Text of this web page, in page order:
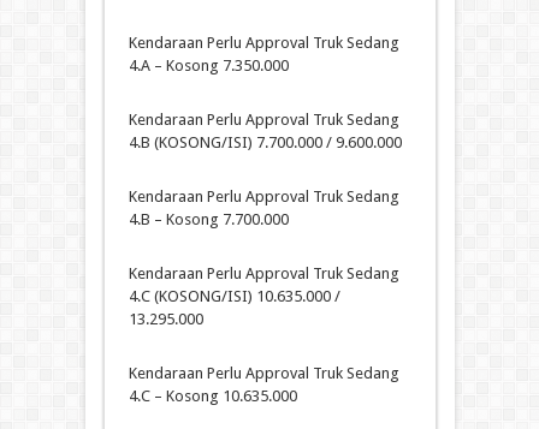
Kendaraan Perlu Approval Truk Sedang
4.A – Kosong 7.350.000
Kendaraan Perlu Approval Truk Sedang
4.B (KOSONG/ISI) 7.700.000 / 9.600.000
Kendaraan Perlu Approval Truk Sedang
4.B – Kosong 7.700.000
Kendaraan Perlu Approval Truk Sedang
4.C (KOSONG/ISI) 10.635.000 /
13.295.000
Kendaraan Perlu Approval Truk Sedang
4.C – Kosong 10.635.000